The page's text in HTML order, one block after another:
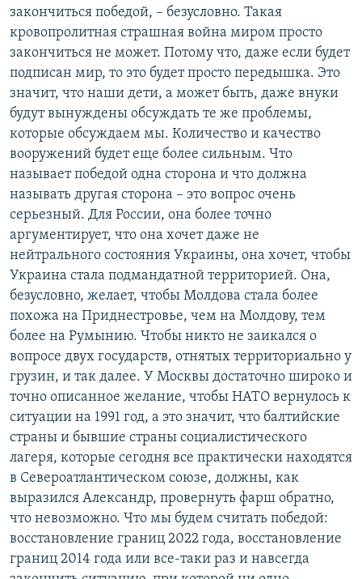
закончиться победой, – безусловно. Такая
кровопролитная страшная война миром просто
закончиться не может. Потому что, даже если будет
подписан мир, то это будет просто передышка. Это
значит, что наши дети, а может быть, даже внуки
будут вынуждены обсуждать те же проблемы,
которые обсуждаем мы. Количество и качество
вооружений будет еще более сильным. Что
называет победой одна сторона и что должна
называть другая сторона – это вопрос очень
серьезный. Для России, она более точно
аргументирует, что она хочет даже не
нейтрального состояния Украины, она хочет, чтобы
Украина стала подмандатной территорией. Она,
безусловно, желает, чтобы Молдова стала более
похожа на Приднестровье, чем на Молдову, тем
более на Румынию. Чтобы никто не заикался о
вопросе двух государств, отнятых территориально у
грузин, и так далее. У Москвы достаточно широко и
точно описанное желание, чтобы НАТО вернулось к
ситуации на 1991 год, а это значит, что балтийские
страны и бывшие страны социалистического
лагеря, которые сегодня все практически находятся
в Североатлантическом союзе, должны, как
выразился Александр, провернуть фарш обратно,
что невозможно. Что мы будем считать победой:
восстановление границ 2022 года, восстановление
границ 2014 года или все-таки раз и навсегда